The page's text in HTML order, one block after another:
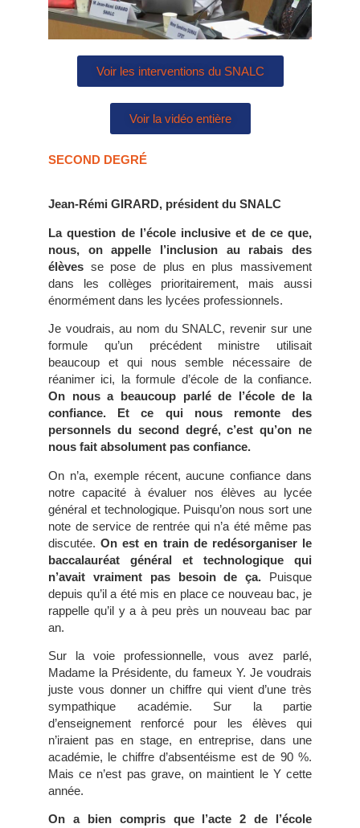
Voir les interventions du SNALC
Voir la vidéo entière
SECOND DEGRÉ
Jean-Rémi GIRARD, président du SNALC
La question de l’école inclusive et de ce que,
nous, on appelle l’inclusion au rabais des
élèves se pose de plus en plus massivement
dans les collèges prioritairement, mais aussi
énormément dans les lycées professionnels.
Je voudrais, au nom du SNALC, revenir sur une
formule qu’un précédent ministre utilisait
beaucoup et qui nous semble nécessaire de
réanimer ici, la formule d’école de la confiance.
On nous a beaucoup parlé de l’école de la
confiance. Et ce qui nous remonte des
personnels du second degré, c’est qu’on ne
nous fait absolument pas confiance.
On n’a, exemple récent, aucune confiance dans
notre capacité à évaluer nos élèves au lycée
général et technologique. Puisqu’on nous sort une
note de service de rentrée qui n’a été même pas
discutée.On est en train de redésorganiser le
baccalauréat général et technologique qui
n’avait vraiment pas besoin de ça. Puisque
depuis qu’il a été mis en place ce nouveau bac, je
rappelle qu’il y a à peu près un nouveau bac par
an.
Sur la voie professionnelle, vous avez parlé,
Madame la Présidente, du fameux Y. Je voudrais
juste vous donner un chiffre qui vient d’une très
sympathique académie. Sur la partie
d’enseignement renforcé pour les élèves qui
n’iraient pas en stage, en entreprise, dans une
académie, le chiffre d’absentéisme est de 90 %.
Mais ce n’est pas grave, on maintient le Y cette
année.
On a bien compris que l’acte 2 de l’école